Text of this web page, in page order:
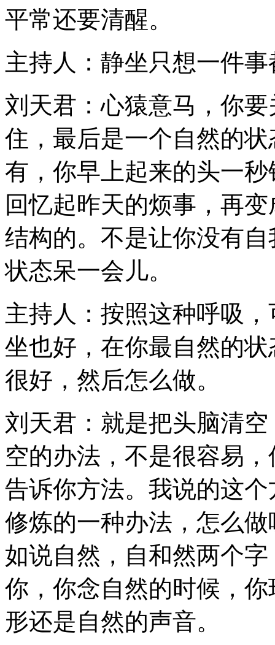
平常还要清醒。
主持人：静坐只想一件
刘天君：心猿意马，你
住，最后是一个自然的
有，你早上起来的头一
回忆起昨天的烦事，再
结构的。不是让你没有
状态呆一会儿。
主持人：按照这种呼吸
坐也好，在你最自然的
很好，然后怎么做。
刘天君：就是把头脑清
空的办法，不是很容易
告诉你方法。我说的这
修炼的一种办法，怎么
如说自然，自和然两个
你，你念自然的时候，
形还是自然的声音。